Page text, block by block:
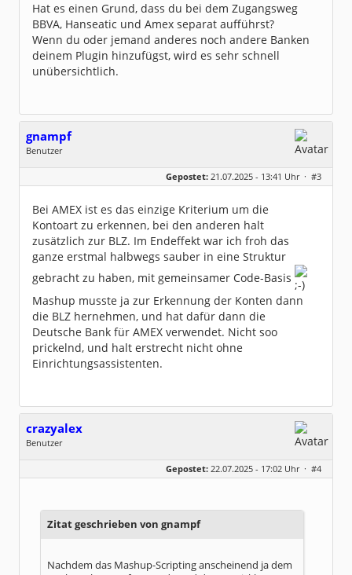
Hat es einen Grund, dass du bei dem Zugangsweg
BBVA, Hanseatic und Amex separat aufführst?
Wenn du oder jemand anderes noch andere Banken
deinem Plugin hinzufügst, wird es sehr schnell
unübersichtlich.
gnampf
Benutzer
Geschlecht:
keine Angabe
Dabei seit:
07 / 2025
Gepostet: 21.07.2025 - 13:41 Uhr · #3
Bei AMEX ist es das einzige Kriterium um die
Kontoart zu erkennen, bei den anderen halt
zusätzlich zur BLZ. Im Endeffekt war ich froh das
ganze erstmal halbwegs sauber in eine Struktur
gebracht zu haben, mit gemeinsamer Code-Basis
Mashup musste ja zur Erkennung der Konten dann
die BLZ hernehmen, und hat dafür dann die
Deutsche Bank für AMEX verwendet. Nicht soo
prickelnd, und halt erstrecht nicht ohne
Einrichtungsassistenten.
crazyalex
Benutzer
Dabei seit:
02 / 2013
Gepostet: 22.07.2025 - 17:02 Uhr · #4
Zitat geschrieben von gnampf
Nachdem das Mashup-Scripting anscheinend ja dem